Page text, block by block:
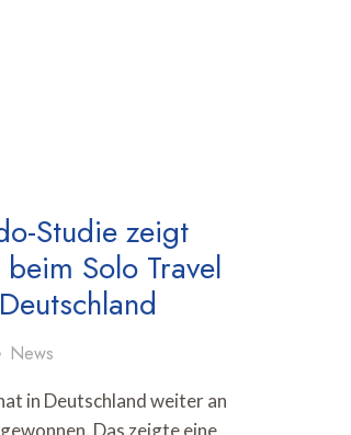
Studie zeigt
Solo Travel
News
in Deutschland weiter an
Das zeigte eine